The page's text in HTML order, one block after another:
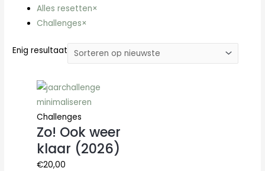
Alles resetten×
Challenges×
Enig resultaat
Challenges
Zo! Ook weer
klaar (2026)
€20,00